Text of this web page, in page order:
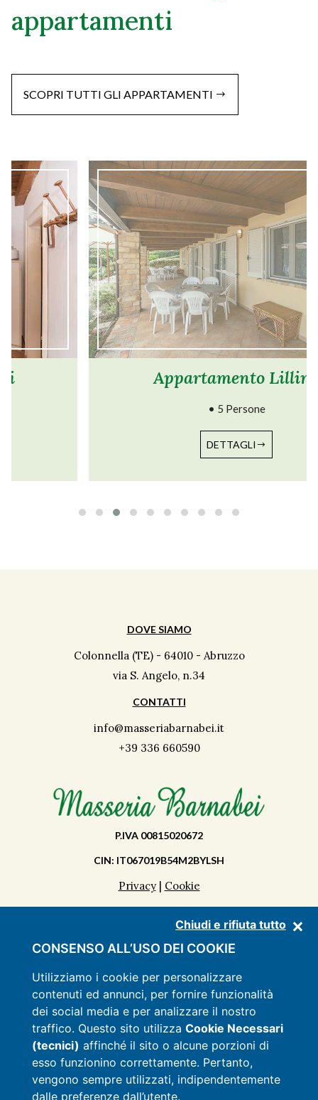
Chiudi e rifiuta tutto
CONSENSO ALL’USO DEI COOKIE
Utilizziamo i cookie per personalizzare
contenuti ed annunci, per fornire funzionalità
dei social media e per analizzare il nostro
traffico. Questo sito utilizza Cookie Necessari
(tecnici) affinché il sito o alcune porzioni di
esso funzionino correttamente. Pertanto,
vengono sempre utilizzati, indipendentemente
dalle preferenze dall’utente.
appartamenti
SCOPRI TUTTI GLI APPARTAMENTI
Appartamento Lillina
DOVE SIAMO
Colonnella (TE) - 64010 - Abruzzo
via S. Angelo, n.34
CONTATTI
info@masseriabarnabei.it
+39 336 660590
P.IVA 00815020672
CIN: IT067019B54M2BYLSH
Privacy| Cookie
SCOPRI LA MASSERIA
SERVIZI
LISTINO
OFFERTE
CONTATTI